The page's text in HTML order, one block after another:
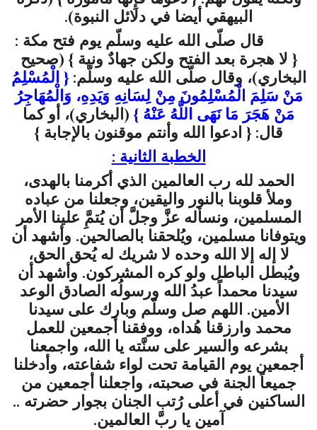
البيهقي أيضا في دلائل النبوة).
قال صلّى الله عليه وسلّم يوم فتح مكة :
{ لا هجرة بعد الفتح ولكن جهادٌ ونية} (صحيح
البخاري)، وقال صلّى الله عليه وسلّم:{ الْمُسْلِمُ
مَنْ سَلِمَ الْمُسْلِمُونَ مِنْ لِسَانِهِ وَيَدِهِ، وَالْمُهَاجِرُ
مَنْ هَجَرَ مَا نَهَى اللَّهُ عَنْهُ }(البخاري)، أو كما
قال: { ادعوا الله وأنتم موقنون بالإجابة }
الخطبة الثانية :
الحمد لله رب العالمين الذي أكرمنا بالهدى،
وملأ قلوبنا بالنور واليقين، وجعلنا من عباده
المسلمين، ونسأله عزَّ وجلَّ أن يُتمَِّ علينا الأمر
ويتوفانا مسلمين، ويُلحقنا بالصالحين. وأشهد أن
لا إله إلا الله وحده لا شريك له يُحق الحق،
ويُبطل الباطل ولو كره المشركون. وأشهد أن
سيدنا محمداً عبدُ الله ورسولُه الصادق الوعد
الأمين. اللهم صل وسلّم وبارك على سيدنا
محمد وارزقنا هُداه، ووفقنا أجمعين للعمل
بشرعه والسير على سنَّته يا الله، واجمعنا
أجمعين يوم القيامة تحت لواء شفاعته، وأدخلنا
جميعاً الجنة في صحبته، واجعلنا أجمعين من
الساكنين في أعلى رُتب الجنان بجوار حضرته ..
آمين يا ربَّ العالمين.